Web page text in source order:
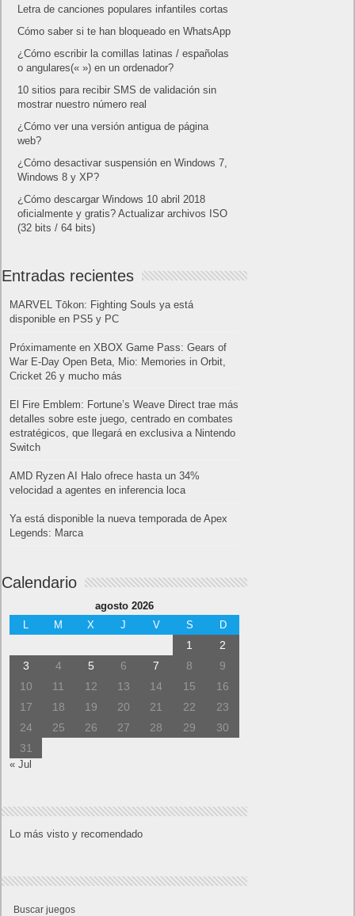
Letra de canciones populares infantiles cortas
Cómo saber si te han bloqueado en WhatsApp
¿Cómo escribir la comillas latinas / españolas
o angulares(« ») en un ordenador?
10 sitios para recibir SMS de validación sin
mostrar nuestro número real
¿Cómo ver una versión antigua de página
web?
¿Cómo desactivar suspensión en Windows 7,
Windows 8 y XP?
¿Cómo descargar Windows 10 abril 2018
oficialmente y gratis? Actualizar archivos ISO
(32 bits / 64 bits)
Entradas recientes
MARVEL Tōkon: Fighting Souls ya está
disponible en PS5 y PC
Próximamente en XBOX Game Pass: Gears of
War E-Day Open Beta, Mio: Memories in Orbit,
Cricket 26 y mucho más
El Fire Emblem: Fortune’s Weave Direct trae más
detalles sobre este juego, centrado en combates
estratégicos, que llegará en exclusiva a Nintendo
Switch
AMD Ryzen AI Halo ofrece hasta un 34%
velocidad a agentes en inferencia loca
Ya está disponible la nueva temporada de Apex
Legends: Marca
Calendario
agosto 2026
L
M X J V S D
1
2
3
4 5 6 7 8
9
10
11 12 13 14 15
16
17
18 19 20 21 22
23
24
25 26 27 28 29
30
31
« Jul
Lo más visto y recomendado
Buscar juegos